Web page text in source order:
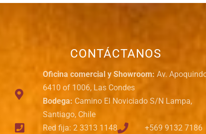
CONTÁCTANOS
Oficina comercial y Showroom: Av.
6410 of 1006, Las Condes
Bodega: Camino El Noviciado S/N Lampa,
Santiago, Chile
Red fija: 2 3313 1148
+569 9132 7186